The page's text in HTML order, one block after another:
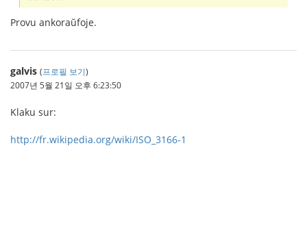
Provu ankoraŭfoje.
galvis (프로필 보기)
2007년 5월 21일 오후 6:23:50
Klaku sur:
http://fr.wikipedia.org/wiki/ISO_3166-1